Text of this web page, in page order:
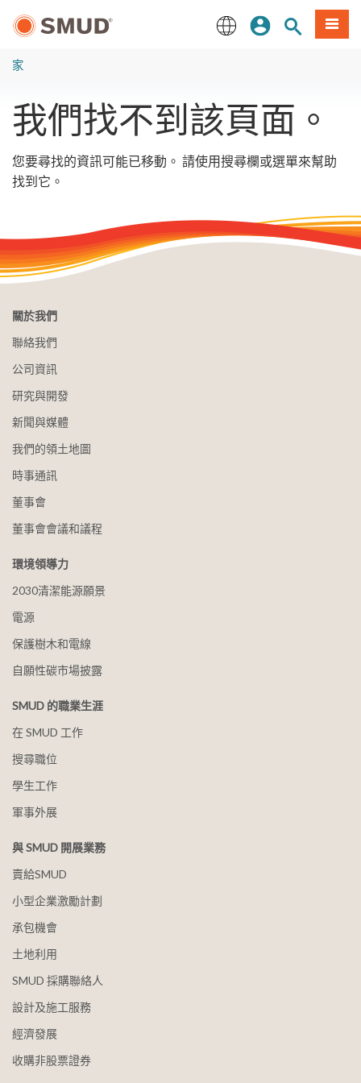
登入站內搜尋
選單
家
我們找不到該頁面。
您要尋找的資訊可能已移動。 請使用搜尋欄或選單來幫助
找到它。
關於我們
聯絡我們
公司資訊
研究與開發
新聞與媒體
我們的領土地圖
時事通訊
董事會
董事會會議和議程
環境領導力
2030清潔能源願景
電源
保護樹木和電線
自願性碳市場披露
SMUD 的職業生涯
在 SMUD 工作
搜尋職位
學生工作
軍事外展
與 SMUD 開展業務
賣給SMUD
小型企業激勵計劃
承包機會
土地利用
SMUD 採購聯絡人
設計及施工服務
經濟發展
收購非股票證券